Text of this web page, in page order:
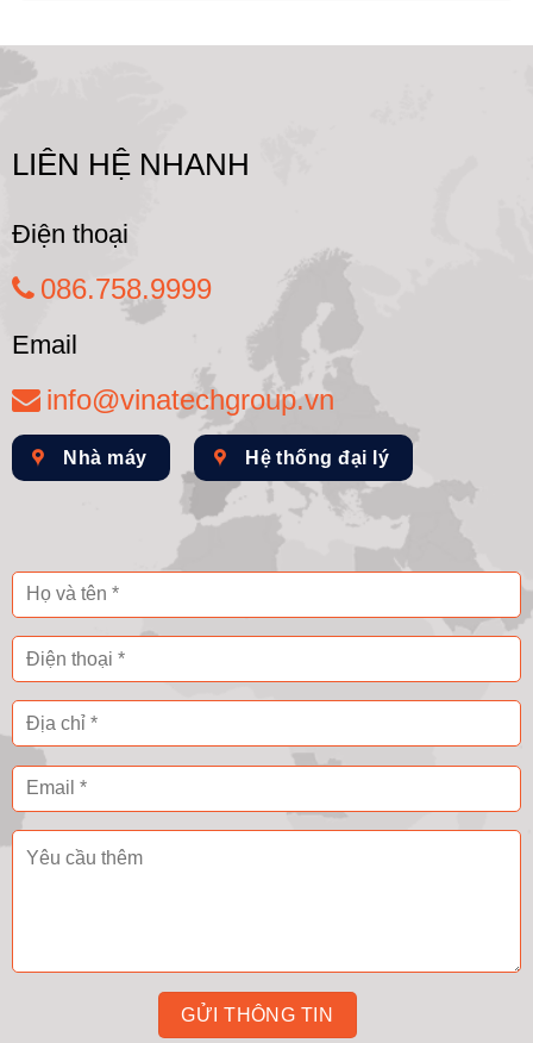
LIÊN HỆ NHANH
Điện thoại
086.758.9999
Email
info@vinatechgroup.vn
Nhà máy Hệ thống đại lý